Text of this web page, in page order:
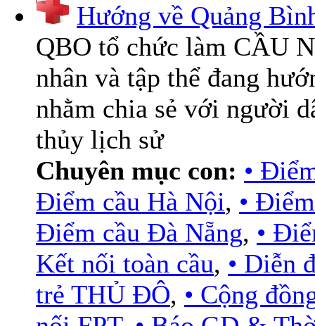
Hướng về Quảng
QBO tổ chức làm CẦU
nhân và tập thể đang
nhằm chia sẻ với người
thủy lịch sử
Chuyên mục con: •
Điểm cầu Hà Nội, •
Điểm cầu Đà Nẵng, •
Kết nối toàn cầu, • Diễn
trẻ THỦ ĐÔ, • Cộng